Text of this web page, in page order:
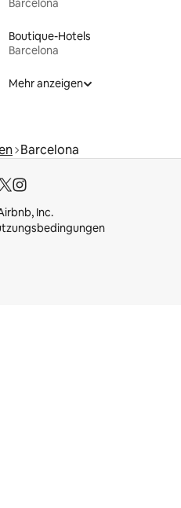
Barcelona
Boutique-Hotels
Barcelona
Mehr anzeigen
Barcelona
Inc.